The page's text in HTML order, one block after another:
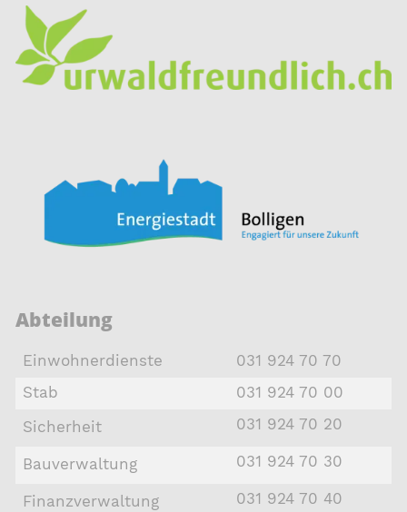
Abteilung
Einwohnerdienste
031 924 70 70
Stab
031 924 70 00
Sicherheit
031 924 70 20
Bauverwaltung 031 924 70 30
Finanzverwaltung 031 924 70 40